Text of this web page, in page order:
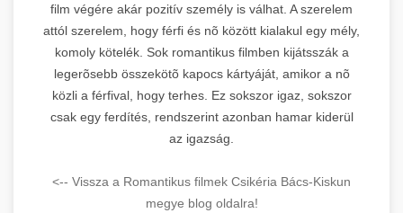
film végére akár pozitív személy is válhat. A szerelem
attól szerelem, hogy férfi és nõ között kialakul egy mély,
komoly kötelék. Sok romantikus filmben kijátsszák a
legerõsebb összekötõ kapocs kártyáját, amikor a nõ
közli a férfival, hogy terhes. Ez sokszor igaz, sokszor
csak egy ferdítés, rendszerint azonban hamar kiderül
az igazság.
<-- Vissza a Romantikus filmek Csikéria Bács-Kiskun
megye blog oldalra!